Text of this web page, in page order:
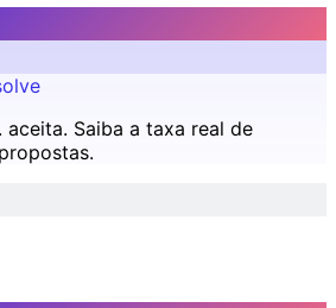
aceita. Saiba a taxa real de